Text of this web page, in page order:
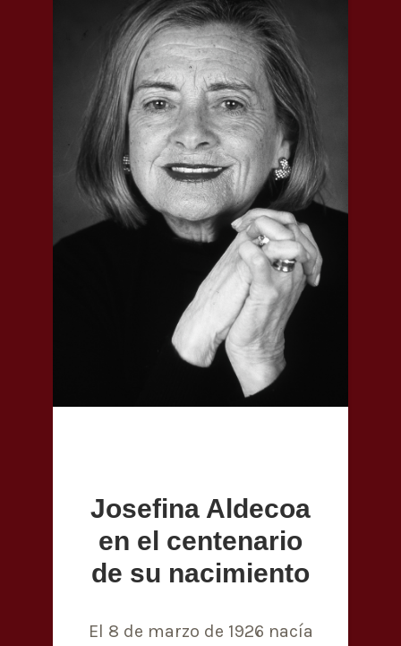
Josefina Aldecoa
en el centenario
de su nacimiento
El 8 de marzo de 1926 nacía